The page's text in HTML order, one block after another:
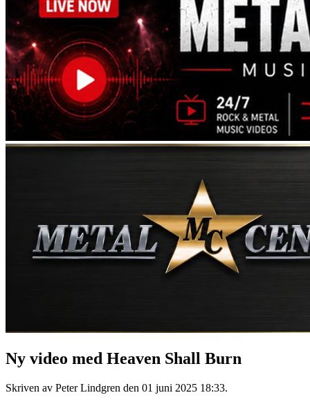
Ny video med Heaven Shall Burn
Skriven av Peter Lindgren den 01 juni 2025 18:33.